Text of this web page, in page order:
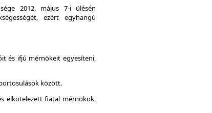
2012. május 7-i ülésén
ezért egyhangú
és ifjú mérnökeit egyesíteni,
között.
elkötelezett fiatal mérnökök,